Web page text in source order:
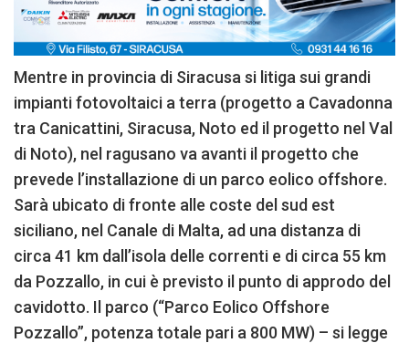
Mentre in provincia di Siracusa si litiga sui grandi
impianti fotovoltaici a terra (progetto a Cavadonna
tra Canicattini, Siracusa, Noto ed il progetto nel Val
di Noto), nel ragusano va avanti il progetto che
prevede l’installazione di un parco eolico offshore.
Sarà ubicato di fronte alle coste del sud est
siciliano, nel Canale di Malta, ad una distanza di
circa 41 km dall’isola delle correnti e di circa 55 km
da Pozzallo, in cui è previsto il punto di approdo del
cavidotto. Il parco (“Parco Eolico Offshore
Pozzallo”, potenza totale pari a 800 MW) – si legge